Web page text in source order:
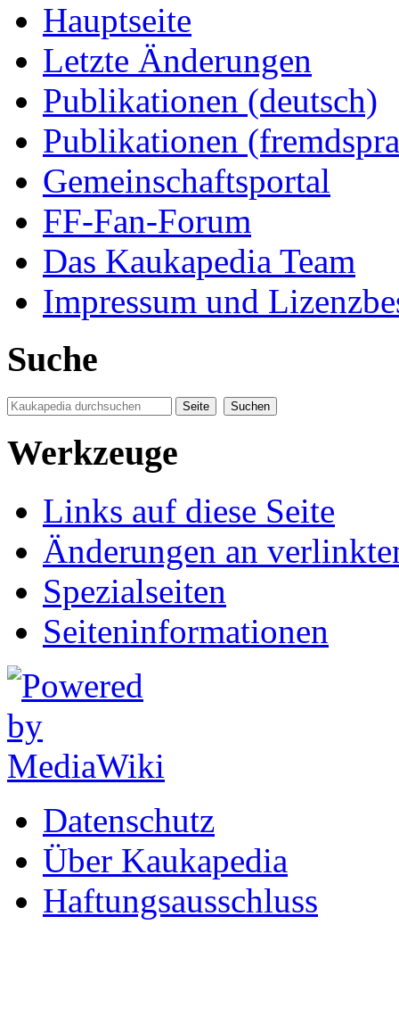
Hauptseite
Letzte Änderungen
Publikationen (deutsch)
Publikationen
Gemeinschaftsportal
FF-Fan-Forum
Das Kaukapedia Team
Impressum und
Suche
Werkzeuge
Links auf diese Seite
Änderungen an
Spezialseiten
Seiten­informationen
Datenschutz
Über Kaukapedia
Haftungsausschluss